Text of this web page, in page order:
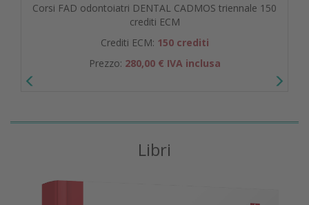
Corsi FAD odontoiatri DENTAL CADMOS triennale 150
crediti ECM
Crediti ECM: 150 crediti
Prezzo: 280,00 € IVA inclusa
Libri